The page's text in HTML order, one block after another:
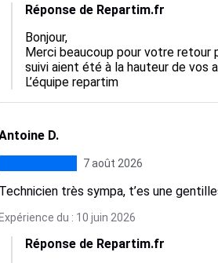
Réponse de Repartim.fr
Bonjour,
Merci beaucoup pour votre
suivi aient été à la hauteur de vos
L’équipe repartim
D.
7 août 2026
Technicien très sympa, t’es une
Expérience du : 10 juin 2026
Réponse de Repartim.fr